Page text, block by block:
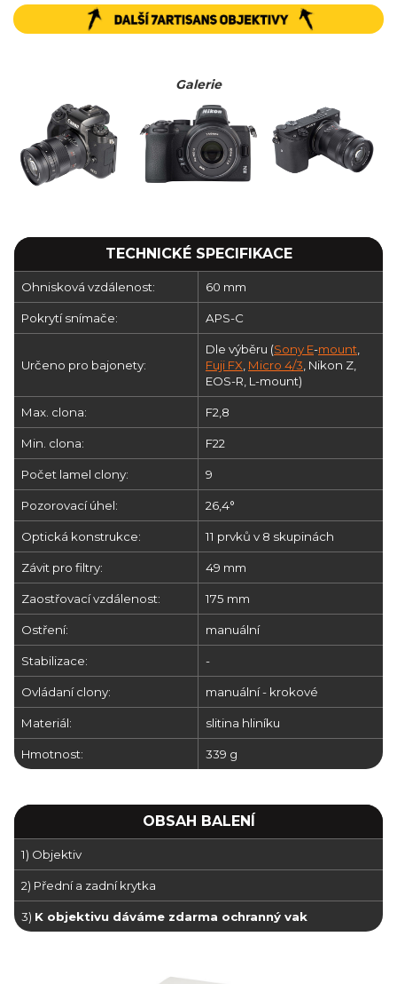
Galerie
TECHNICKÉ SPECIFIKACE
Ohnisková vzdálenost: 60 mm
Pokrytí snímače: APS-C
Určeno pro bajonety:
Dle výběru (Sony E-mount,
Fuji FX, Micro 4/3, Nikon Z,
EOS-R, L-mount)
Max. clona: F2,8
Min. clona: F22
Počet lamel clony: 9
Pozorovací úhel: 26,4°
Optická konstrukce: 11 prvků v 8 skupinách
Závit pro filtry: 49 mm
Zaostřovací vzdálenost: 175 mm
Ostření: manuální
Stabilizace: -
Ovládaní clony: manuální - krokové
Materiál: slitina hliníku
Hmotnost: 339 g
OBSAH BALENÍ
1) Objektiv
2) Přední a zadní krytka
3) K objektivu dáváme zdarma ochranný vak